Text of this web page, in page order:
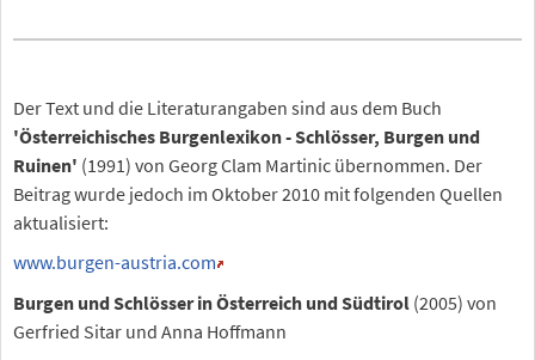
Der Text und die Literaturangaben sind aus dem Buch
'Österreichisches Burgenlexikon - Schlösser, Burgen und
Ruinen' (1991) von Georg Clam Martinic übernommen. Der
Beitrag wurde jedoch im Oktober 2010 mit folgenden Quellen
aktualisiert:
www.burgen-austria.com
Burgen und Schlösser in Österreich und Südtirol (2005) von
Gerfried Sitar und Anna Hoffmann